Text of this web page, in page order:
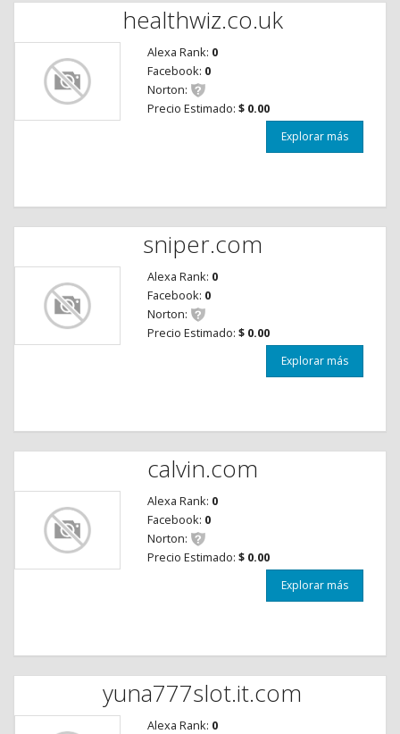
healthwiz.co.uk
Alexa Rank: 0
Facebook: 0
Norton:
Precio Estimado: $ 0.00
Explorar más
sniper.com
Alexa Rank: 0
Facebook: 0
Norton:
Precio Estimado: $ 0.00
Explorar más
calvin.com
Alexa Rank: 0
Facebook: 0
Norton:
Precio Estimado: $ 0.00
Explorar más
yuna777slot.it.com
Alexa Rank: 0